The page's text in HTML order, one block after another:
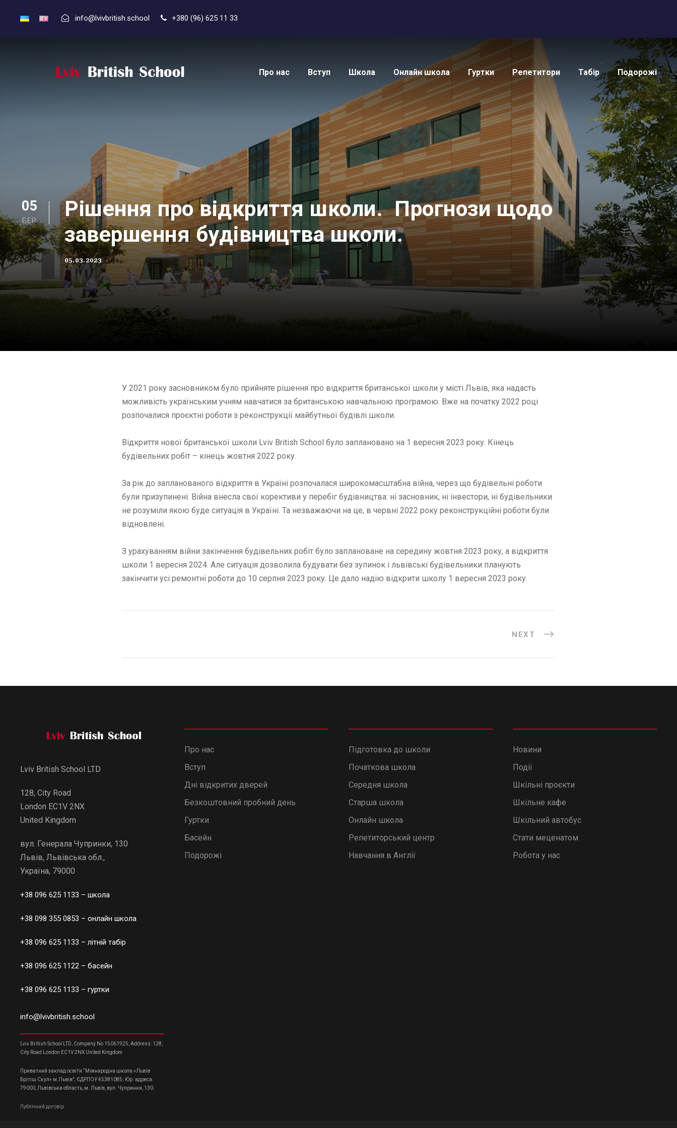
info@lvivbritish.school +380 (96) 625 11 33
Про нас Вступ Школа Онлайн школа Гуртки Репетитори Табір Подорожі
05
БЕР
Рішення про відкриття школи. Прогнози щодо
завершення будівництва школи.
05.03.2023
У 2021 року засновником було прийняте рішення про відкриття британської школи у місті Львів, яка надасть
можливість українським учням навчатися за британською навчальною програмою. Вже на початку 2022 році
розпочалися проєктні роботи з реконструкції майбутньої будівлі школи.
Відкриття нової британської школи Lviv British School було заплановано на 1 вересня 2023 року. Кінець
будівельних робіт – кінець жовтня 2022 року.
За рік до запланованого відкриття в Україні розпочалася широкомасштабна війна, через що будівельні роботи
були призупинені. Війна внесла свої корективи у перебіг будівництва: ні засновник, ні інвестори, ні будівельники
не розуміли якою буде ситуація в Україні. Та незважаючи на це, в червні 2022 року реконструкційні роботи були
відновлені.
З урахуванням війни закінчення будівельних робіт було заплановане на середину жовтня 2023 року, а відкриття
школи 1 вересня 2024. Але ситуація дозволила будувати без зупинок і львівські будівельники планують
закінчити усі ремонтні роботи до 10 серпня 2023 року. Це дало надію відкрити школу 1 вересня 2023 року.
NEXT
Lviv British School LTD
128, City Road
London EC1V 2NX
United Kingdom
вул. Генерала Чупринки, 130
Львів, Львівська обл.,
Україна, 79000
+38 096 625 1133 – школа
+38 098 355 0853 – онлайн школа
+38 096 625 1133 – літній табір
+38 096 625 1122 – басейн
+38 096 625 1133 – гуртки
info@lvivbritish.school
Lviv British School LTD, Company No 15061925, Address: 128,
City Road London EC1V 2NX United Kingdom
Приватний заклад освіти “Міжнародна школа «Львів
Брітіш Скул» м.Львів”; ЄДРПОУ 45381085; Юр. адреса:
79000, Львівська область, м. Львів, вул. Чупринки, 130.
Публічний договір
Про нас
Вступ
Дні відкритих дверей
Безкоштовний пробний день
Гуртки
Басейн
Подорожі
Підготовка до школи
Початкова школа
Середня школа
Старша школа
Онлайн школа
Репетиторський центр
Навчання в Англії
Новини
Події
Шкільні проєкти
Шкільне кафе
Шкільний автобус
Стати меценатом
Робота у нас